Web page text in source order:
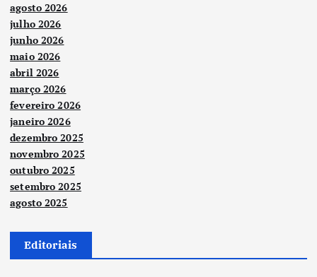
agosto 2026
julho 2026
junho 2026
maio 2026
abril 2026
março 2026
fevereiro 2026
janeiro 2026
dezembro 2025
novembro 2025
outubro 2025
setembro 2025
agosto 2025
Editoriais